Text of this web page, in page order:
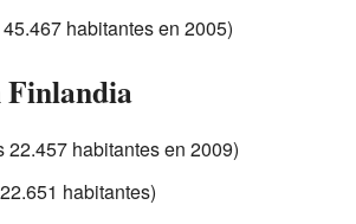
habitantes en 2005)
Finlandia
22.457 habitantes en 2009)
habitantes)